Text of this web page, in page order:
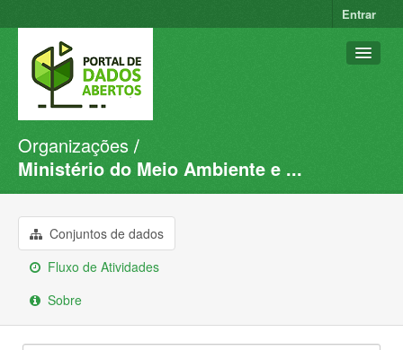
Entrar
Conjuntos de dados
Organizações
Sobre
Organizações
Ministério do Meio Ambiente e ...
Conjuntos de dados
Fluxo de Atividades
Sobre